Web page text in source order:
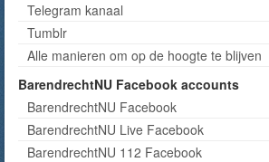
Telegram kanaal
Tumblr
Alle manieren om op de hoogte te blijven
BarendrechtNU Facebook accounts
BarendrechtNU Facebook
BarendrechtNU Live Facebook
BarendrechtNU 112 Facebook